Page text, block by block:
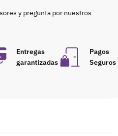
y pregunta por nuestros
Entregas
garantizadas
Pagos
Seguros